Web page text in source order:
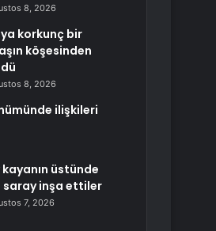
8, 2026
korkunç bir
köşesinden
8, 2026
ilişkileri
kayanın üstünde
saray inşa ettiler
7, 2026